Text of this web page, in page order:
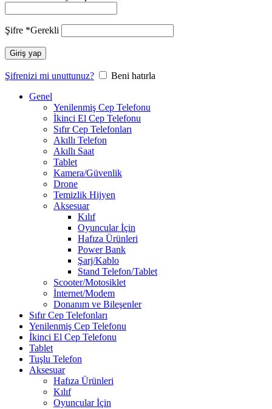
Şifre *Gerekli
Giriş yap
Şifrenizi mi unuttunuz?
Beni hatırla
Genel
Yenilenmiş Cep Telefonu
İkinci El Cep Telefonu
Sıfır Cep Telefonları
Akıllı Telefon
Akıllı Saat
Tablet
Kamera/Güvenlik
Drone
Temizlik Hijyen
Aksesuar
Kılıf
Oyuncular İçin
Hafıza Ürünleri
Power Bank
Şarj/Kablo
Stand Telefon/Tablet
Scooter/Motosiklet
İnternet/Modem
Donanım ve Bileşenler
Sıfır Cep Telefonları
Yenilenmiş Cep Telefonu
İkinci El Cep Telefonu
Tablet
Tuşlu Telefon
Aksesuar
Hafıza Ürünleri
Kılıf
Oyuncular İçin